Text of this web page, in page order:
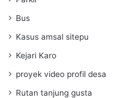
Bus
Kasus amsal sitepu
Kejari Karo
proyek video profil desa
Rutan tanjung gusta